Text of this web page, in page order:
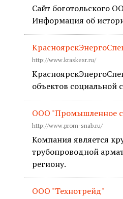
Сайт боготольского
Информация об
http://www.kraskesr.ru/
объектов социальной
ООО "Промышленное
http://www.prom-snab.ru/
Компания является
трубопроводной
региону.
ООО "Технотрейд"